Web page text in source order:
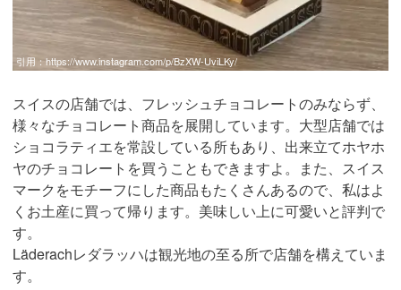
引用： https://www.instagram.com/p/BzXW-UviLKy/
スイスの店舗では、フレッシュチョコレートのみならず、
様々なチョコレート商品を展開しています。大型店舗では
ショコラティエを常設している所もあり、出来立てホヤホ
ヤのチョコレートを買うこともできますよ。また、スイス
マークをモチーフにした商品もたくさんあるので、私はよ
くお土産に買って帰ります。美味しい上に可愛いと評判で
す。
Läderachレダラッハは観光地の至る所で店舗を構えていま
す。